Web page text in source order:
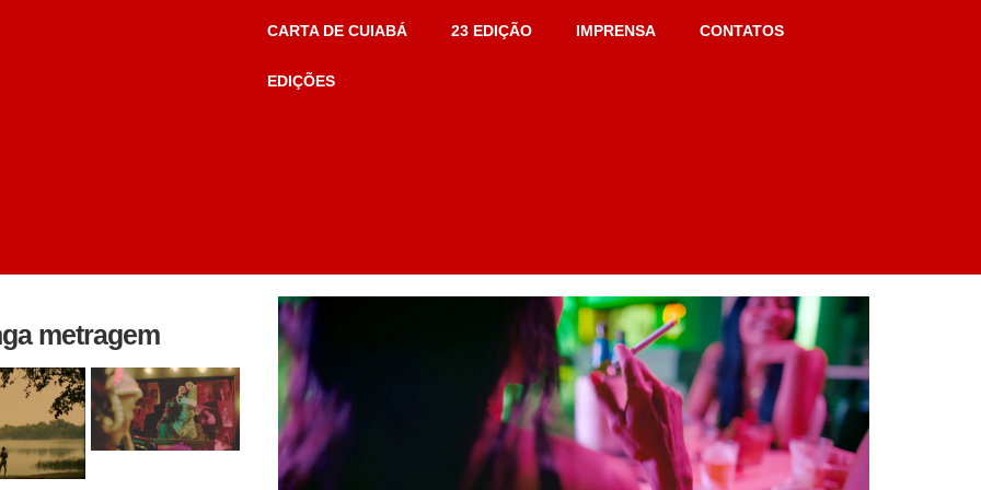
CARTA DE CUIABÁ 23 EDIÇÃO IMPRENSA CONTATOS
EDIÇÕES
metragem